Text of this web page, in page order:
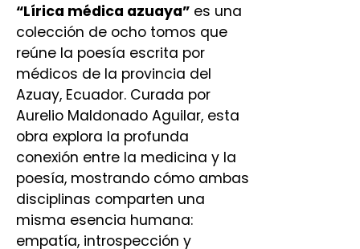
“Lírica médica azuaya”es una
colección de ocho tomos que
reúne la poesía escrita por
médicos de la provincia del
Azuay, Ecuador. Curada por
Aurelio Maldonado Aguilar, esta
obra explora la profunda
conexión entre la medicina y la
poesía, mostrando cómo ambas
disciplinas comparten una
misma esencia humana:
empatía, introspección y